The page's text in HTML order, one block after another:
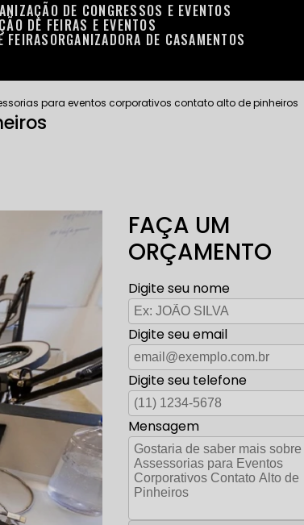
DE CONGRESSOS E EVENTOS
DE FEIRAS E EVENTOS
FEIRAS ORGANIZADORA DE CASAMENTOS
para eventos corporativos contato alto de pinheiros
FAÇA UM
ORÇAMENTO
Digite seu nome
Digite seu email
Digite seu telefone
Mensagem